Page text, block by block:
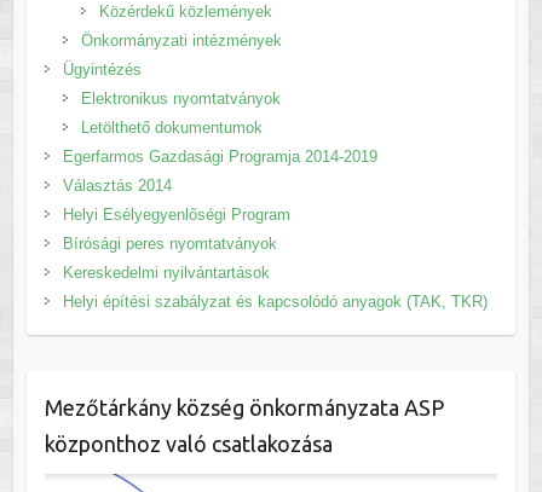
Közérdekű közlemények
Önkormányzati intézmények
Ügyintézés
Elektronikus nyomtatványok
Letölthető dokumentumok
Egerfarmos Gazdasági Programja 2014-2019
Választás 2014
Helyi Esélyegyenlőségi Program
Bírósági peres nyomtatványok
Kereskedelmi nyilvántartások
Helyi építési szabályzat és kapcsolódó anyagok (TAK, TKR)
Mezőtárkány község önkormányzata ASP
központhoz való csatlakozása